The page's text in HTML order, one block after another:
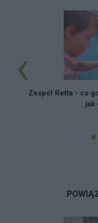
Zespół Retta - co
jak
‹